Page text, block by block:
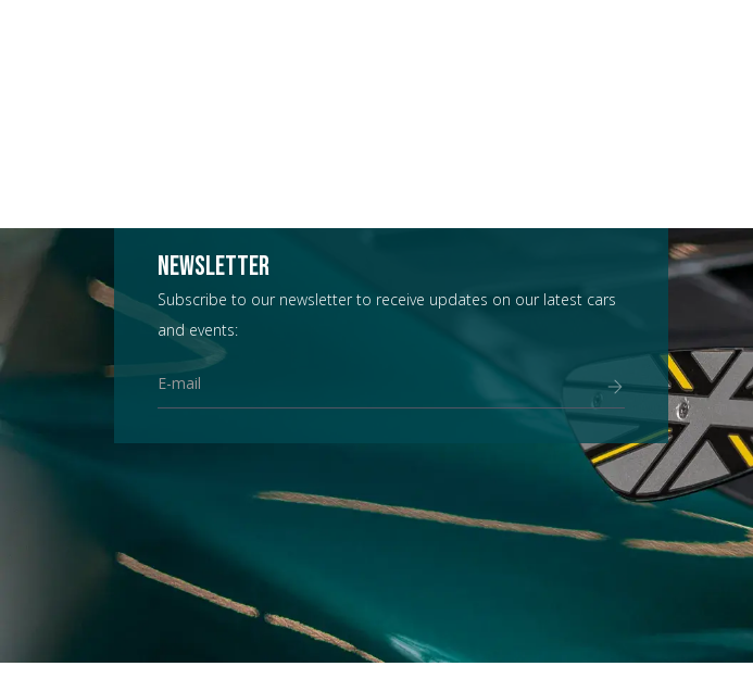
Newsletter
Subscribe to our newsletter to receive updates on our latest cars
and events: